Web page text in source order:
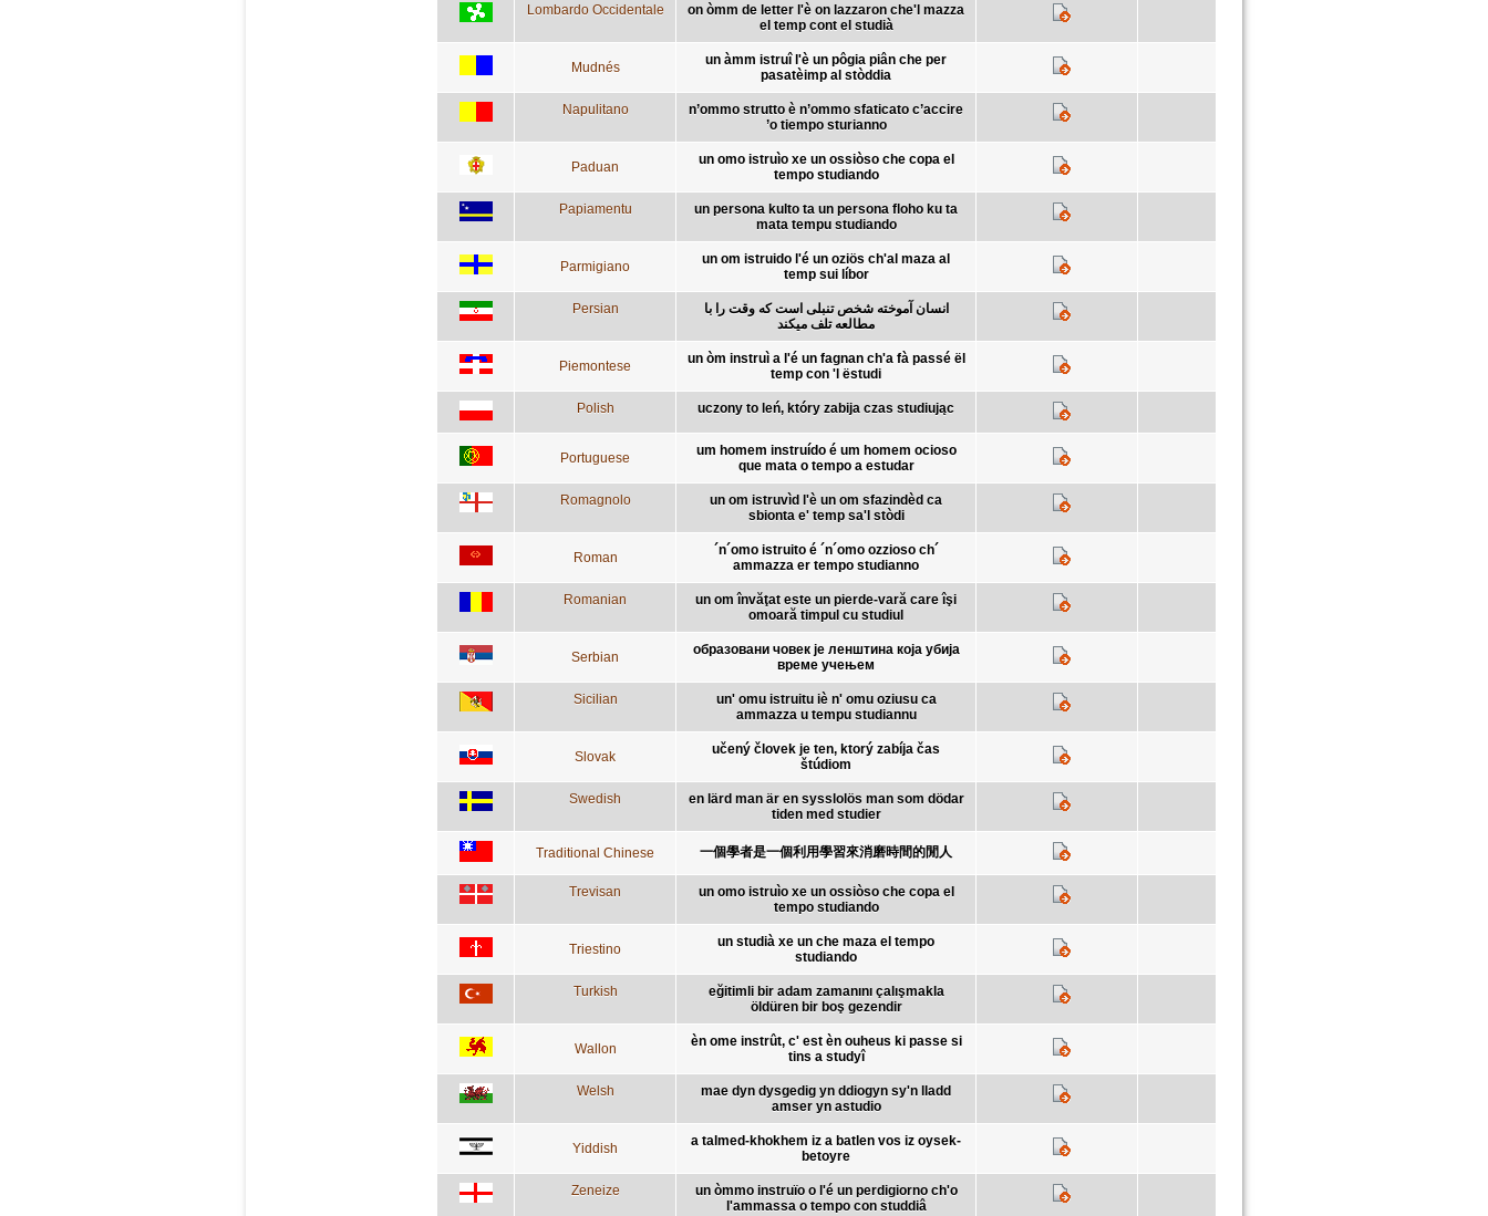
Lombardo Occidentale
on òmm de letter l'è on lazzaron che'l mazza
el temp cont el studià
Mudnés
un àmm istruî l'è un pôgia piân che per
pasatèimp al stòddia
Napulitano
n’ommo strutto è n’ommo sfaticato c’accire
’o tiempo sturianno
Paduan
un omo istruìo xe un ossiòso che copa el
tempo studiando
Papiamentu
un persona kulto ta un persona floho ku ta
mata tempu studiando
Parmigiano
un om istruido l'é un oziös ch'al maza al
temp sui líbor
Persian
انسان آموخته شخص تنبلی است که وقت را با
مطالعه تلف میکند
Piemontese
un òm instruì a l'é un fagnan ch'a fà passé ël
temp con 'l ëstudi
Polish uczony to leń, który zabija czas studiując
Portuguese
um homem instruído é um homem ocioso
que mata o tempo a estudar
Romagnolo
un om istruvìd l'è un om sfazindèd ca
sbionta e' temp sa'l stòdi
Roman
´n´omo istruito é ´n´omo ozzioso ch´
ammazza er tempo studianno
Romanian
un om învăţat este un pierde-vară care îşi
omoară timpul cu studiul
Serbian
образовани човек је ленштина која убија
време учењем
Sicilian
un' omu istruitu iè n' omu oziusu ca
ammazza u tempu studiannu
Slovak
učený človek je ten, ktorý zabíja čas
štúdiom
Swedish
en lärd man är en sysslolös man som dödar
tiden med studier
Traditional Chinese 一個學者是一個利用學習來消磨時間的閒人
Trevisan
un omo istruìo xe un ossiòso che copa el
tempo studiando
Triestino
un studià xe un che maza el tempo
studiando
Turkish
eğitimli bir adam zamanını çalışmakla
öldüren bir boş gezendir
Wallon
èn ome instrût, c' est èn ouheus ki passe si
tins a studyî
Welsh
mae dyn dysgedig yn ddiogyn sy'n lladd
amser yn astudio
Yiddish
a talmed-khokhem iz a batlen vos iz oysek-
betoyre
Zeneize
un òmmo instruïo o l'é un perdigiorno ch'o
l'ammassa o tempo con studdiâ